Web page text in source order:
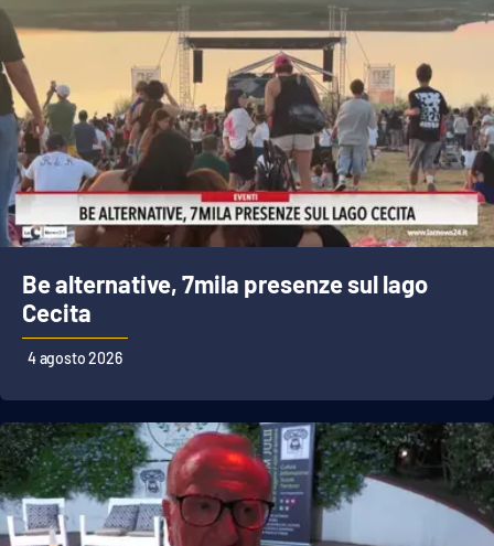
Be alternative, 7mila presenze sul lago
Cecita
4 agosto 2026